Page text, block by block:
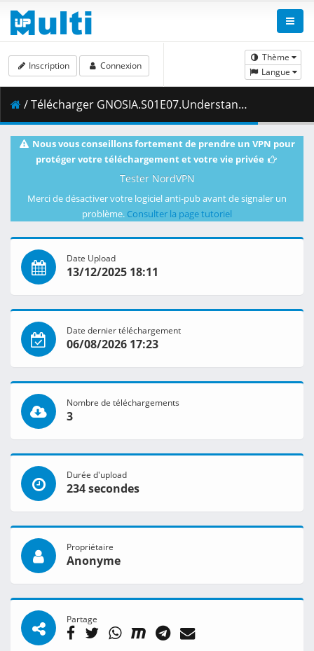
Thème
Langue
Inscription Connexion
/ Télécharger GNOSIA.S01E07.Understand.1080p.CR.WEB-DL.DUAL.AAC2.0.H.264-VARYG.mkv.001 ( 491.88 MB )
Nous vous conseillons fortement de prendre un VPN pour
protéger votre téléchargement et votre vie privée
Tester NordVPN
Merci de désactiver votre logiciel anti-pub avant de signaler un
problème. Consulter la page tutoriel
Date Upload
13/12/2025 18:11
Date dernier téléchargement
06/08/2026 17:23
Nombre de téléchargements
3
Durée d'upload
234 secondes
Propriétaire
Anonyme
Partage